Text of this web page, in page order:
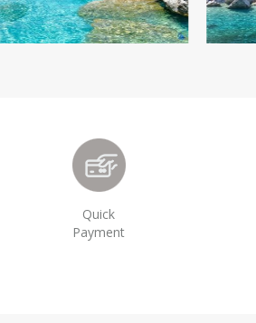
Quick
Payment